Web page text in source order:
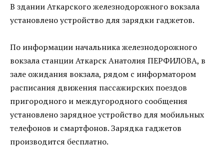
В здании Аткарского железнодорожного вокзала
установлено устройство для зарядки гаджетов.
По информации начальника железнодорожного
вокзала станции Аткарск Анатолия ПЕРФИЛОВА, в
зале ожидания вокзала, рядом с информатором
расписания движения пассажирских поездов
пригородного и междугородного сообщения
установлено зарядное устройство для мобильных
телефонов и смартфонов. Зарядка гаджетов
производится бесплатно.